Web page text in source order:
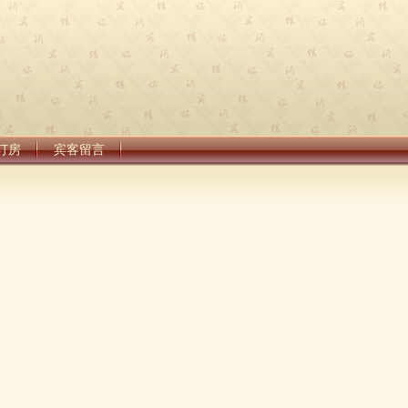
房 宾客留言